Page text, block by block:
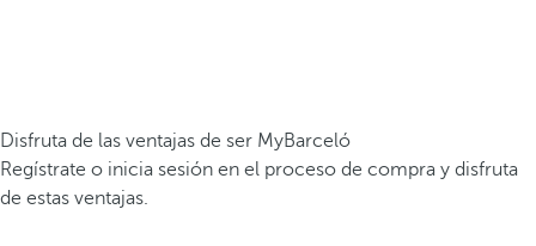
Disfruta de las ventajas de ser MyBarceló
Regístrate o inicia sesión en el proceso de compra y disfruta
de estas ventajas.